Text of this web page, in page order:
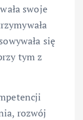
swoje
się
tym z
rozwój